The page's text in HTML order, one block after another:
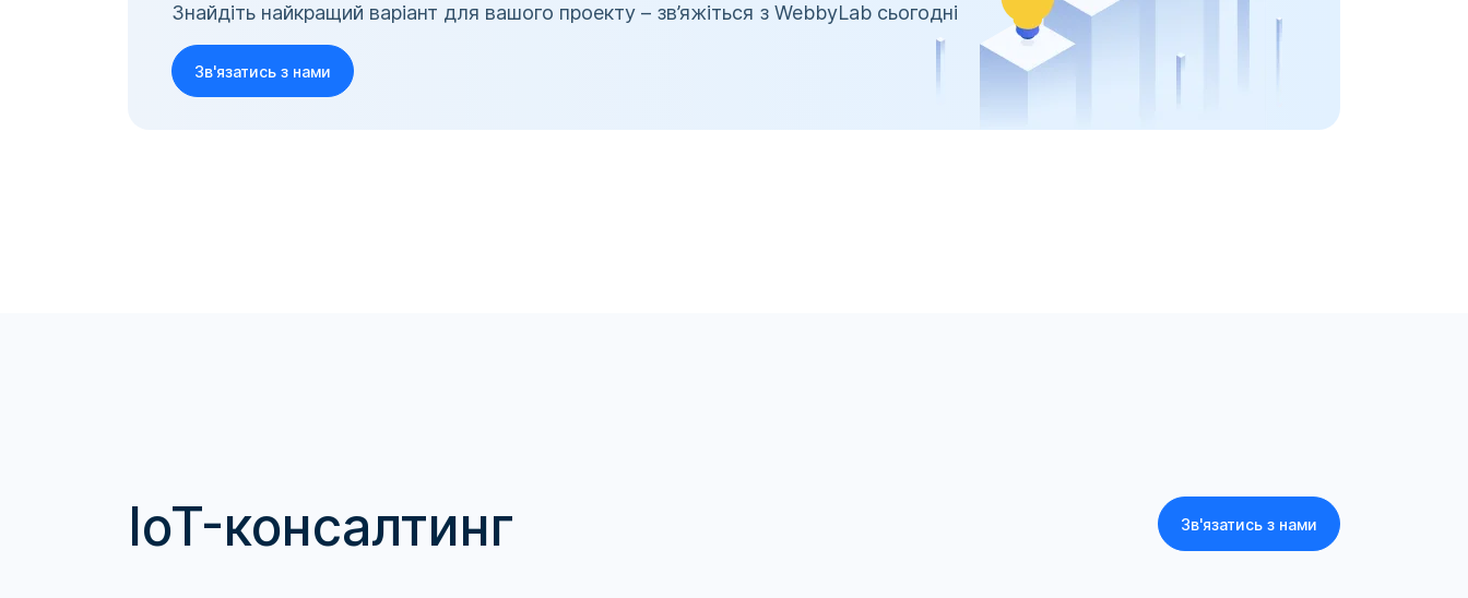
Знайдіть найкращий варіант для вашого проекту – зв’яжіться з WebbyLab сьогодні
Зв'язатись з нами
IoT-консалтинг Зв'язатись з нами